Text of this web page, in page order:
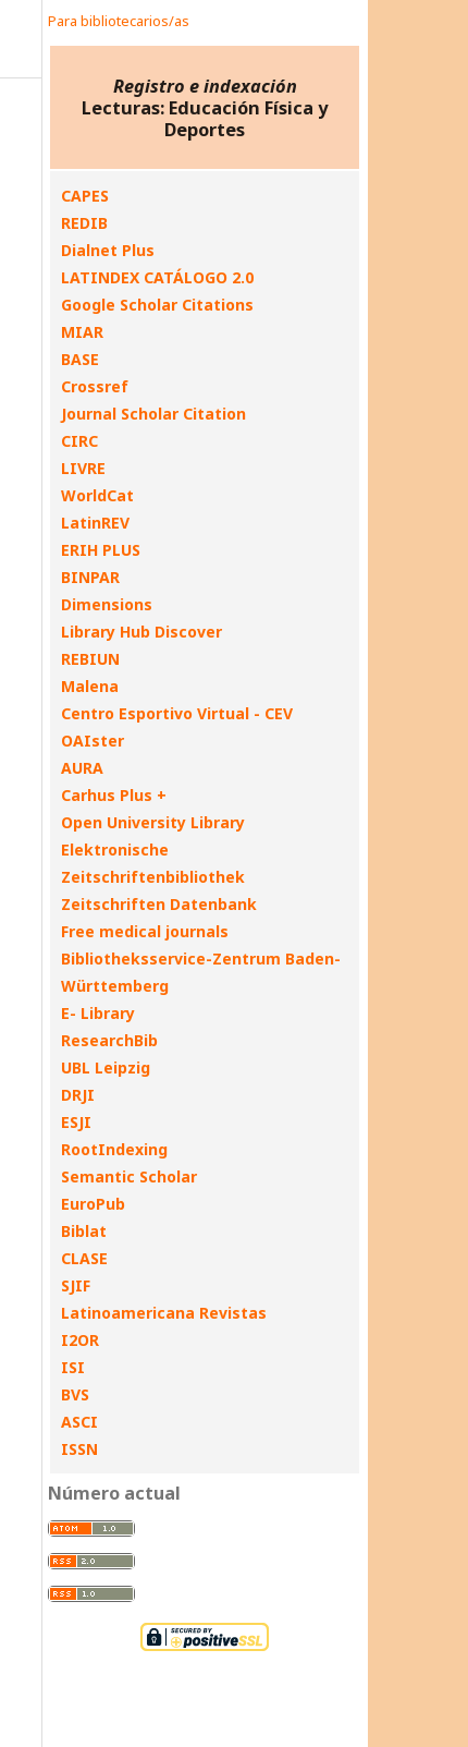
Para bibliotecarios/as
Registro e indexación
Lecturas: Educación Física y
Deportes
CAPES
REDIB
Dialnet Plus
LATINDEX CATÁLOGO 2.0
Google Scholar Citations
MIAR
BASE
Crossref
Journal Scholar Citation
CIRC
LIVRE
WorldCat
LatinREV
ERIH PLUS
BINPAR
Dimensions
Library Hub Discover
REBIUN
Malena
Centro Esportivo Virtual - CEV
OAIster
AURA
Carhus Plus +
Open University Library
Elektronische
Zeitschriftenbibliothek
Zeitschriften Datenbank
Free medical journals
Bibliotheksservice-Zentrum Baden-
Württemberg
E- Library
ResearchBib
UBL Leipzig
DRJI
ESJI
RootIndexing
Semantic Scholar
EuroPub
Biblat
CLASE
SJIF
Latinoamericana Revistas
I2OR
ISI
BVS
ASCI
ISSN
Número actual